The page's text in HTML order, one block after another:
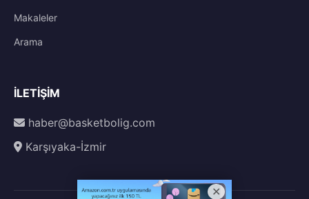
Makaleler
Arama
İLETIŞIM
haber@basketbolig.com
Karşıyaka-İzmir